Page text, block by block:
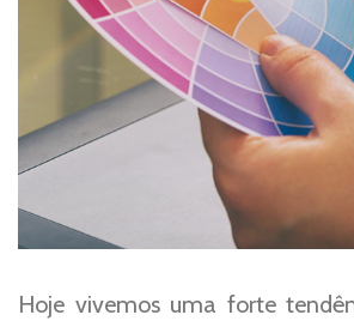
Hoje vivemos uma forte